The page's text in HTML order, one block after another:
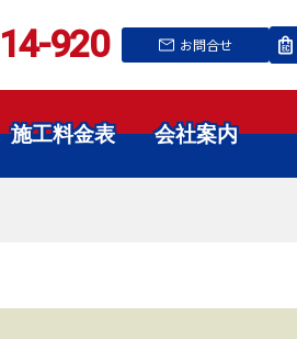
920 お問合せ
施工料金表 会社案内